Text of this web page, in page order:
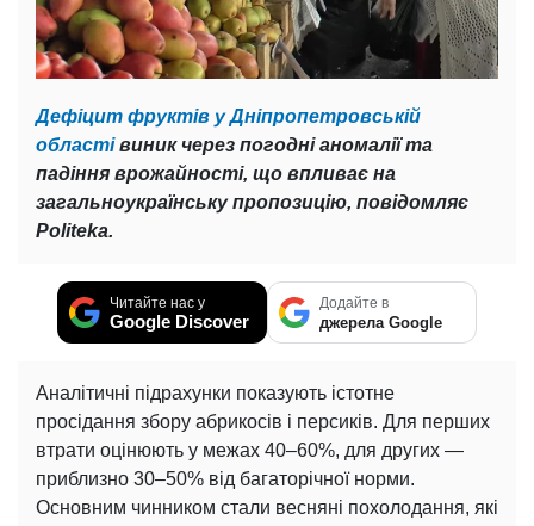
Дефіцит фруктів у Дніпропетровській
областівиник через погодні аномалії та
падіння врожайності, що впливає на
загальноукраїнську пропозицію, повідомляє
Politeka.
Читайте нас у
Google Discover
Додайте в
джерела Google
Аналітичні підрахунки показують істотне
просідання збору абрикосів і персиків. Для перших
втрати оцінюють у межах 40–60%, для других —
приблизно 30–50% від багаторічної норми.
Основним чинником стали весняні похолодання, які